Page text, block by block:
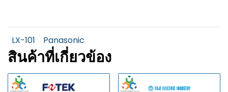
LX-101 Panasonic
สินค้าที่เกี่ยวข้อง